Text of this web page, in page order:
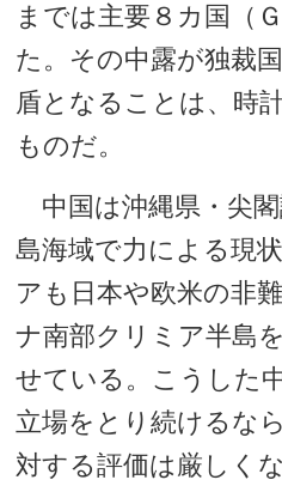
までは主要８カ国（
た。その中露が独裁
盾となることは、時
ものだ。
中国は沖縄県・尖
島海域で力による現
アも日本や欧米の非
ナ南部クリミア半島
せている。こうした
立場をとり続けるな
対する評価は厳しく